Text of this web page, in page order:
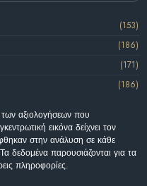
(153)
(186)
(171)
(186)
αξιολογήσεων που
εικόνα δείχνει τον
στην ανάλυση σε κάθε
δεδομένα παρουσιάζονται για τα
πληροφορίες.